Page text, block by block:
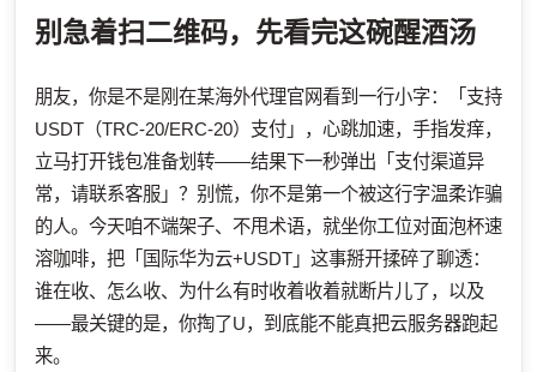
别急着扫二维码，先看完这碗醒酒汤
朋友，你是不是刚在某海外代理官网看到一行小字：「支持
USDT（TRC-20/ERC-20）支付」，心跳加速，手指发痒，
立马打开钱包准备划转——结果下一秒弹出「支付渠道异
常，请联系客服」？别慌，你不是第一个被这行字温柔诈骗
的人。今天咱不端架子、不甩术语，就坐你工位对面泡杯速
溶咖啡，把「国际华为云+USDT」这事掰开揉碎了聊透：
谁在收、怎么收、为什么有时收着收着就断片儿了，以及
——最关键的是，你掏了U，到底能不能真把云服务器跑起
来。